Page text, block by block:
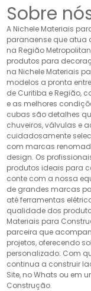
Sobre
A Nichele Materiais
paranaense que atua
na Região
produtos para
na Nichele Materiais
modelos a pronta
de Curitiba e Região,
e as melhores
cubas são detalhes
chuveiros, válvulas e
cuidadosamente
com marcas
design. Os
produtos ideais para
conte com a nossa
de grandes marcas
até ferramentas
qualidade dos
Materiais para
parceira que
projetos, oferecendo
personalizado. Com
continua a construir
Site, no Whats ou em
Construção.